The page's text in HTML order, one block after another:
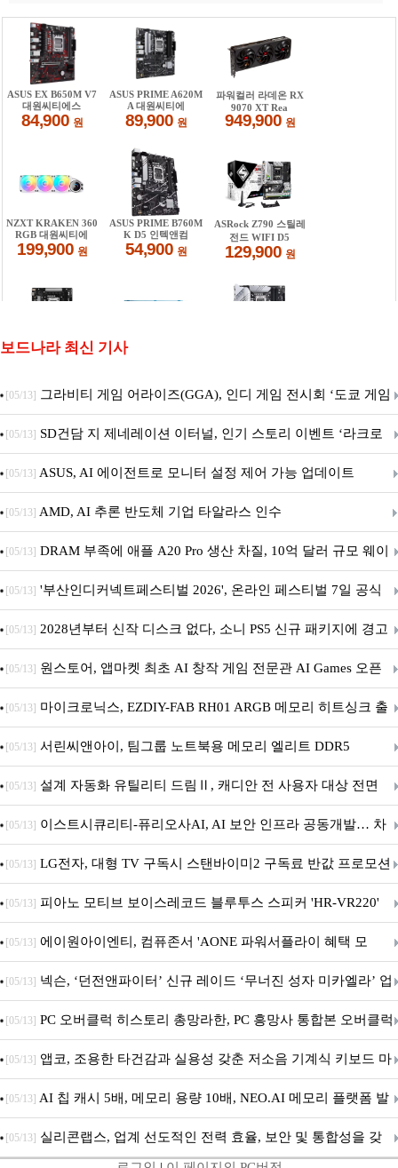
보드나라 최신 기사
[05/13] 그라비티 게임 어라이즈(GGA), 인디 게임 전시회 ‘도쿄 게임
던전 13’ 참가!
[05/13] SD건담 지 제네레이션 이터널, 인기 스토리 이벤트 ‘라크로
아의 용사’ 재개최 및 풍성한 기념 이벤트 실시!
[05/13] ASUS, AI 에이전트로 모니터 설정 제어 가능 업데이트
[05/13] AMD, AI 추론 반도체 기업 타알라스 인수
[05/13] DRAM 부족에 애플 A20 Pro 생산 차질, 10억 달러 규모 웨이
퍼 대기
[05/13] '부산인디커넥트페스티벌 2026', 온라인 페스티벌 7일 공식
개막... 22일간 진행
[05/13] 2028년부터 신작 디스크 없다, 소니 PS5 신규 패키지에 경고
문 추가
[05/13] 원스토어, 앱마켓 최초 AI 창작 게임 전문관 AI Games 오픈
[05/13] 마이크로닉스, EZDIY-FAB RH01 ARGB 메모리 히트싱크 출
시
[05/13] 서린씨앤아이, 팀그룹 노트북용 메모리 엘리트 DDR5
5600MHz 16GB 출시
[05/13] 설계 자동화 유틸리티 드림Ⅱ, 캐디안 전 사용자 대상 전면
무상 배포
[05/13] 이스트시큐리티-퓨리오사AI, AI 보안 인프라 공동개발… 차
세대 AI 보안 플랫폼 구축
[05/13] LG전자, 대형 TV 구독시 스탠바이미2 구독료 반값 프로모션
[05/13] 피아노 모티브 보이스레코드 블루투스 스피커 'HR-VR220'
출시
[05/13] 에이원아이엔티, 컴퓨존서 'AONE 파워서플라이 혜택 모
음.ZIP' 이벤트 진행
[05/13] 넥슨, ‘던전앤파이터’ 신규 레이드 ‘무너진 성자 미카엘라’ 업
데이트!
[05/13] PC 오버클럭 히스토리 총망라한, PC 흥망사 통합본 오버클럭
특집(1-4편)
[05/13] 앱코, 조용한 타건감과 실용성 갖춘 저소음 기계식 키보드 마
우스 세트 'KM580' 출시
[05/13] AI 칩 캐시 5배, 메모리 용량 10배, NEO.AI 메모리 플랫폼 발
표
[05/13] 실리콘랩스, 업계 선도적인 전력 효율, 보안 및 통합성을 갖